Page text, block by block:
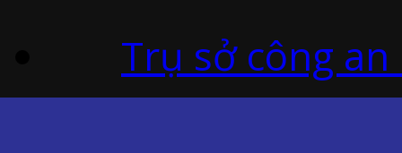
Trụ sở công